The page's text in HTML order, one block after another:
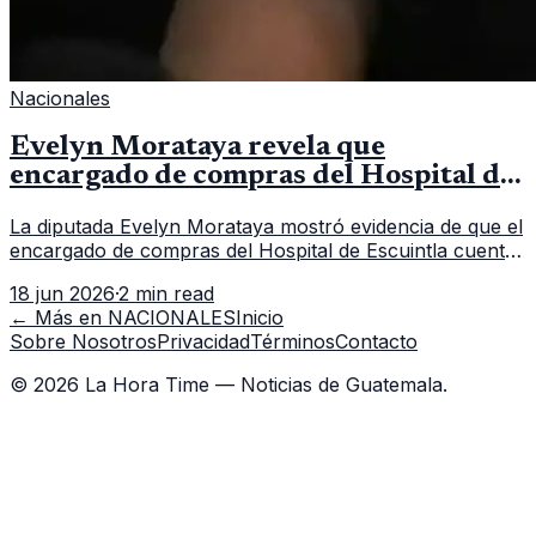
Nacionales
Evelyn Morataya revela que
encargado de compras del Hospital de
La diputada Evelyn Morataya mostró evidencia de que el
encargado de compras del Hospital de Escuintla cuenta
capacitación en la capital.
18 jun 2026·2 min read
← Más en NACIONALESInicio
Sobre NosotrosPrivacidadTérminosContacto
© 2026 La Hora Time — Noticias de Guatemala.